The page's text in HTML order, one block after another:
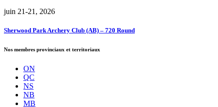
juin 21-21, 2026
Sherwood Park Archery Club (AB) – 720 Round
Nos membres provinciaux et territoriaux
ON
QC
NS
NB
MB